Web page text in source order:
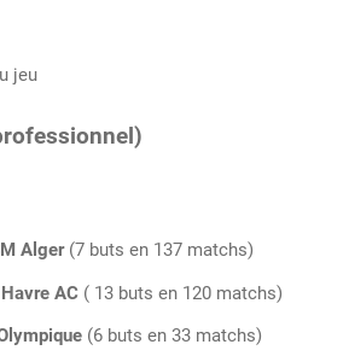
jeu
Alger(7 buts en 137 matchs)
AC ( 13 buts en 120 matchs)
(6 buts en 33 matchs)